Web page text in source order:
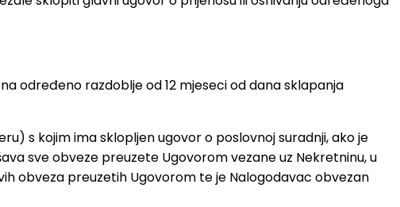
određeno razdoblje od 12 mjeseci od dana sklapanja
s kojim ima sklopljen ugovor o poslovnoj suradnji, ako je
sve obveze preuzete Ugovorom vezane uz Nekretninu, u
obveza preuzetih Ugovorom te je Nalogodavac obvezan